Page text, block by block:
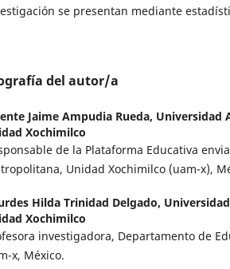
se presentan mediante
del autor/a
Jaime Ampudia Rueda, Universidad
Xochimilco
de la Plataforma Educativa
Unidad Xochimilco (uam-x),
Hilda Trinidad Delgado,
Xochimilco
investigadora, Departamento de
x, México.